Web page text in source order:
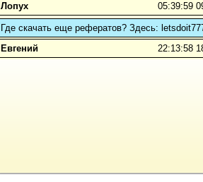
Лопух
05:39:59
Где скачать еще рефератов? Здесь:
Евгений
22:13:58